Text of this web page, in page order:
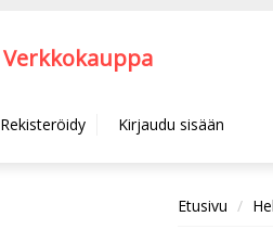
Verkkokauppa
Rekisteröidy Kirjaudu sisään
Etusivu